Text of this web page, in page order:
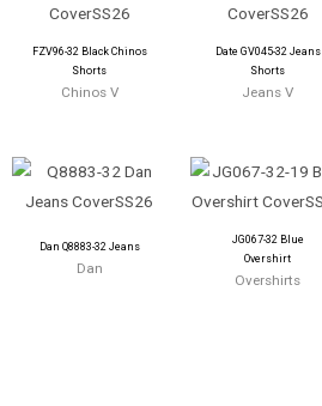
FZV96-32 Black Chinos
Shorts
Chinos V
Date GV045-32 Jeans
Shorts
Jeans V
Dan Q8883-32 Jeans
Dan
JG067-32 Blue
Overshirt
Overshirts